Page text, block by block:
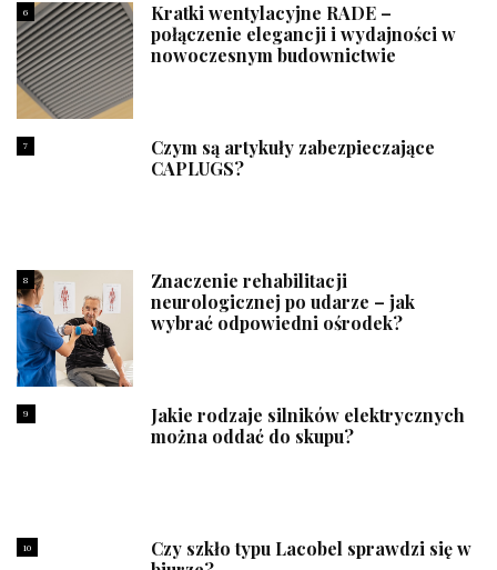
6
Kratki wentylacyjne RADE –
połączenie elegancji i wydajności w
nowoczesnym budownictwie
7
Czym są artykuły zabezpieczające
CAPLUGS?
8
Znaczenie rehabilitacji
neurologicznej po udarze – jak
wybrać odpowiedni ośrodek?
9
Jakie rodzaje silników elektrycznych
można oddać do skupu?
10
Czy szkło typu Lacobel sprawdzi się w